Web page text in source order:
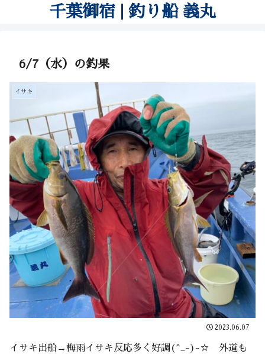
千葉御宿 | 釣り船 義丸
6/7（水）の釣果
イサキ
2023.06.07
イサキ出船→梅雨イサキ反応多く好調(^_-)-☆ 外道も